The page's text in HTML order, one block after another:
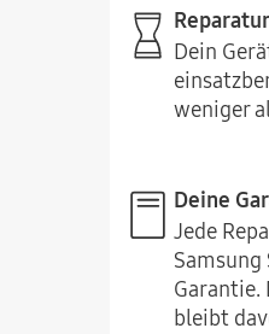
Dein
weniger
Deine
Jede
Garantie.
bleibt